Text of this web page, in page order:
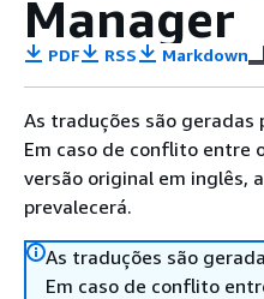
Manager
PDF RSS Markdown
As traduções são
Em caso de conflito entre
versão original em inglês,
prevalecerá.
As traduções são
Em caso de conflito